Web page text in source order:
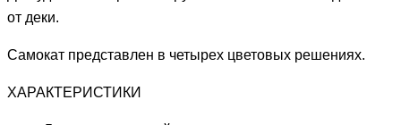
от деки.
Самокат представлен в четырех цветовых решениях.
ХАРАКТЕРИСТИКИ